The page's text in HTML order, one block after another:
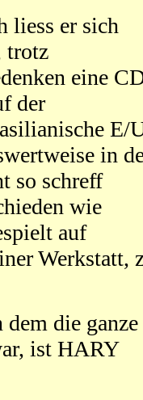
liess er sich
trotz
eine
der
E/
in
so schreff
wie
auf
Werkstatt,
die ganze
ist HARY